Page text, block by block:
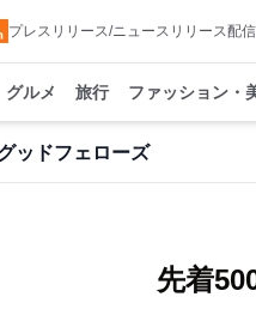
プレスリリース/ニュースリリース配
グルメ 旅行 ファッション・
ッドフェローズ
先着